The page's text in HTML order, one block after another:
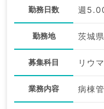
勤務日数 週
勤務地 茨城
募集科目 リウ
業務内容 病棟